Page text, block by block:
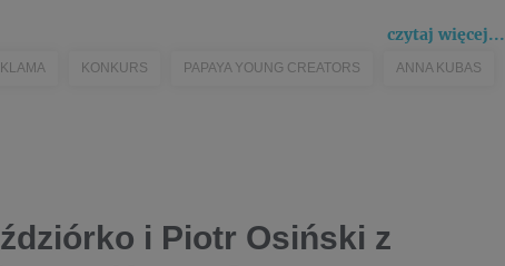
czytaj więcej...
KONKURS PAPAYA YOUNG CREATORS ANNA KUBAS
i Piotr Osiński z